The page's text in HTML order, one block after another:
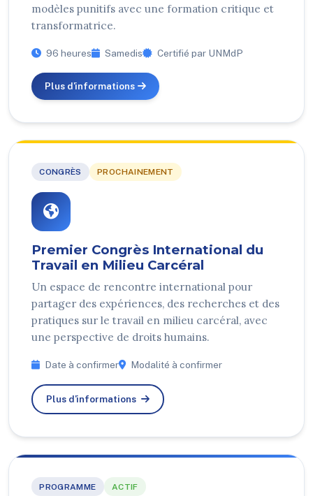
modèles punitifs avec une formation critique et
transformatrice.
96 heures Samedis Certifié par UNMdP
Plus d'informations
CONGRÈS PROCHAINEMENT
Premier Congrès International du
Travail en Milieu Carcéral
Un espace de rencontre international pour
partager des expériences, des recherches et des
pratiques sur le travail en milieu carcéral, avec
une perspective de droits humains.
Date à confirmer Modalité à confirmer
Plus d'informations
PROGRAMME ACTIF